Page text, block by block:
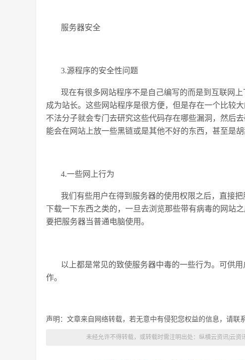
服务器安全
3.源程序的安全性问题
现在有很多网站程序不是自己编写的而是到互联网
成为站长。这些网站程序是很方便，但是存在一个比较
不法分子就会专门去研究这些代码存在哪些漏洞，然后
能会在网站上放一些黑链或是其他不好的东西，甚至是胡
4.一些网上行为
我们有些用户在得到服务器的使用权限之后，直接
下载一下东西之类的，一旦去浏览那些带有病毒的网站
要把服务器当普通电脑使用。
以上都是常见的致使服务器中毒的一些行为。可供
作。
声明：文章来自网络转载，若无意中有侵犯您权益的信息，请联
未经允许不得转载，或转载时需注明出处： 纵横云资讯|云资